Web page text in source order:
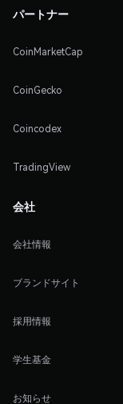
パートナー
CoinMarketCap
CoinGecko
Coincodex
TradingView
会社
会社情報
ブランドサイト
採用情報
学生基金
お知らせ